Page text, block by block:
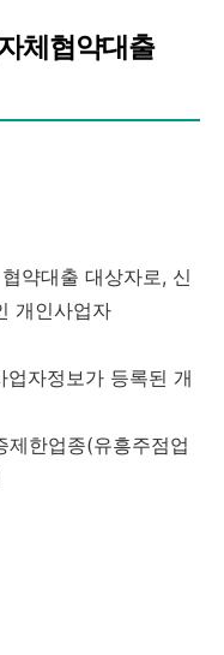
체협약대출
약대출 대상자로, 신
개인사업자
자정보가 등록된 개
한업종(유흥주점업